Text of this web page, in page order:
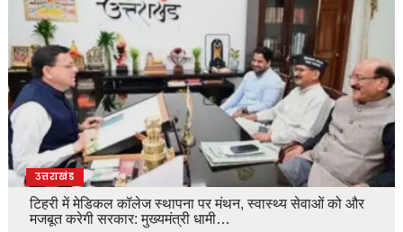
उत्तराखंड
टिहरी में मेडिकल कॉलेज स्थापना पर मंथन, स्वास्थ्य सेवाओं को और
मजबूत करेगी सरकार: मुख्यमंत्री धामी…